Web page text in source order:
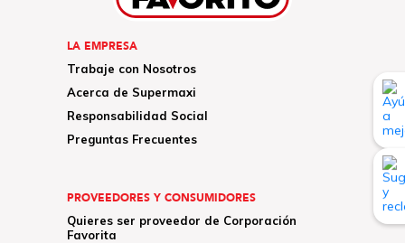
LA EMPRESA
Trabaje con Nosotros
Acerca de Supermaxi
Responsabilidad Social
Preguntas Frecuentes
PROVEEDORES Y CONSUMIDORES
Quieres ser proveedor de Corporación
Favorita